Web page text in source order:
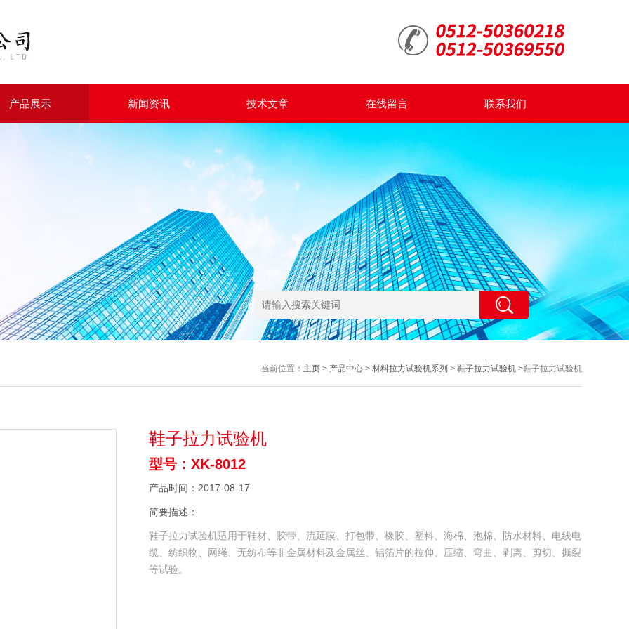
产品展示 新闻资讯 技术文章 在线留言 联系我们
当前位置： 主页> 产品中心> 材料拉力试验机系列 > 鞋子拉力试验机>鞋子拉力试验机
鞋子拉力试验机
型号：XK-8012
产品时间：2017-08-17
简要描述：
鞋子拉力试验机适用于鞋材、胶带、流延膜、打包带、橡胶、塑料、海棉、泡棉、防水材料、电线电
缆、纺织物、网绳、无纺布等非金属材料及金属丝、铝箔片的拉伸、压缩、弯曲、剥离、剪切、撕裂
等试验。